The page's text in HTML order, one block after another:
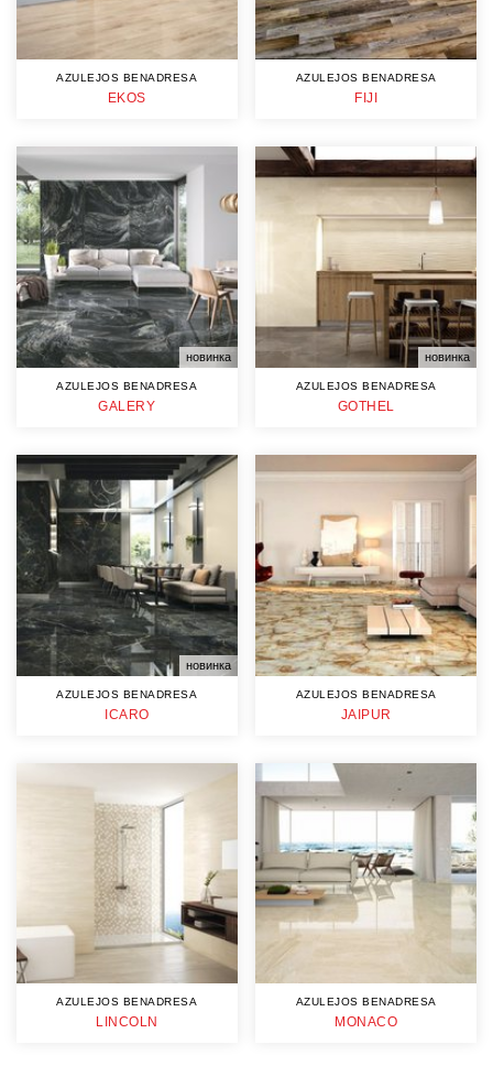
AZULEJOS BENADRESA
EKOS
AZULEJOS BENADRESA
FIJI
новинка
AZULEJOS BENADRESA
GALERY
новинка
AZULEJOS BENADRESA
GOTHEL
новинка
AZULEJOS BENADRESA
ICARO
AZULEJOS BENADRESA
JAIPUR
AZULEJOS BENADRESA
LINCOLN
AZULEJOS BENADRESA
MONACO